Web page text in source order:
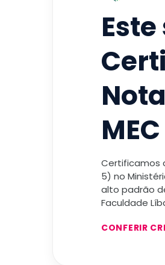
MEC
Certificamos
5) no
alto padrão
Faculdade
CONFERIR